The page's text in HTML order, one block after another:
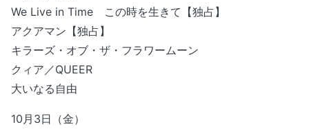
We Live in Time この時を生きて【独占】
アクアマン【独占】
キラーズ・オブ・ザ・フラワームーン
クィア／QUEER
大いなる自由
10月3日（金）